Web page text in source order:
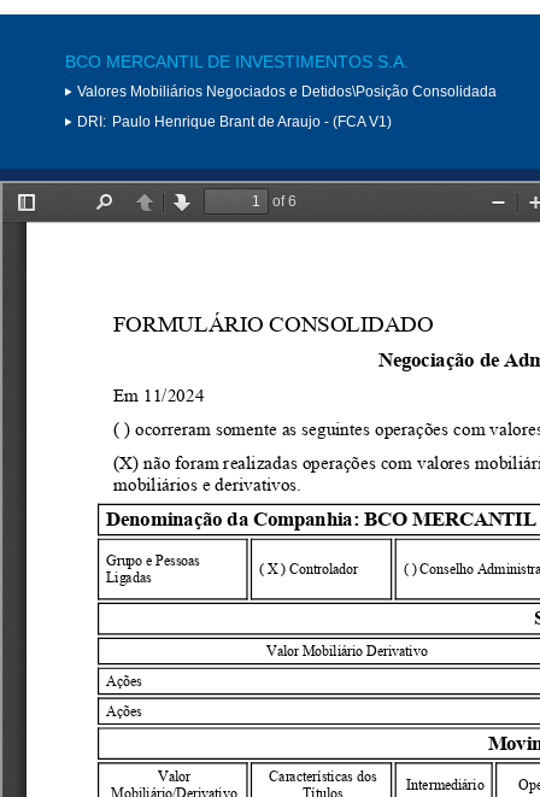
BCO MERCANTIL DE INVESTIMENTOS S.A.
Valores Mobiliários Negociados e Detidos\Posição Consolidada
DRI: Paulo Henrique Brant de Araujo - (FCA V1)